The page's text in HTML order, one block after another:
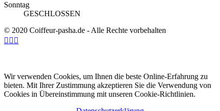
Sonntag
GESCHLOSSEN
© 2020 Coiffeur-pasha.de - Alle Rechte vorbehalten
  
Wir verwenden Cookies, um Ihnen die beste Online-Erfahrung zu
bieten. Mit Ihrer Zustimmung akzeptieren Sie die Verwendung von
Cookies in Übereinstimmung mit unseren Cookie-Richtlinien.